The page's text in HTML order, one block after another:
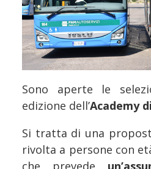
Sono aperte le
edizione dell’Academy
Si tratta di una
rivolta a persone con